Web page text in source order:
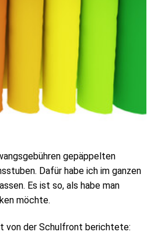
gepäppelten
Dafür habe ich im ganzen
Es ist so, als habe man
möchte.
von der Schulfront berichtete: